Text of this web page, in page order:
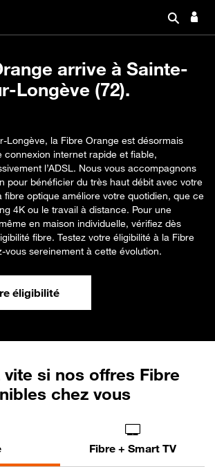
arrive à Sainte-
Longève (72).
Longève, la Fibre Orange est désormais
connexion internet rapide et fiable,
l’ADSL. Nous vous accompagnons
pour bénéficier du très haut débit avec votre
fibre optique améliore votre quotidien, que ce
4K ou le travail à distance. Pour une
en maison individuelle, vérifiez dès
fibre. Testez votre éligibilité à la Fibre
vous sereinement à cette évolution.
éligibilité
vite si nos offres Fibre
chez vous
Fibre + Smart TV